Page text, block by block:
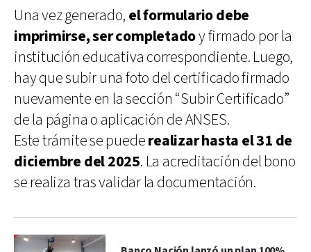
Una vez generado, el formulario debe
imprimirse, ser completadoy firmado por la
institución educativa correspondiente. Luego,
hay que subir una foto del certificado firmado
nuevamente en la sección “Subir Certificado”
de la página o aplicación de ANSES.
Este trámite se puederealizar hasta el 31 de
diciembre del 2025. La acreditación del bono
se realiza tras validar la documentación.